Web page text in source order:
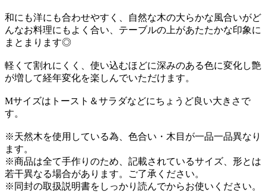
和にも洋にも合わせやすく、自然な木の大らかな風合いがど
んなお料理にもよく合い、テーブルの上があたたかな印象に
まとまります◎
軽くて割れにくく、使い込むほどに深みのある色に変化し艶
が増して経年変化を楽しんでいただけます。
Mサイズはトースト＆サラダなどにちょうど良い大きさで
す。
※天然木を使用している為、色合い・木目が一品一品異なり
ます。
※商品は全て手作りのため、記載されているサイズ、形とは
若干異なる場合があります。ご了承ください。
※同封の取扱説明書をしっかり読んでからお使いください。